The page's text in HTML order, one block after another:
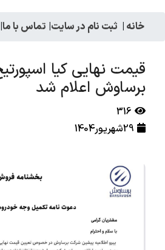
خانه | ثبت نام در سایت| تماس با ما|
برساوش اعلام شد
316
29شهریور1404